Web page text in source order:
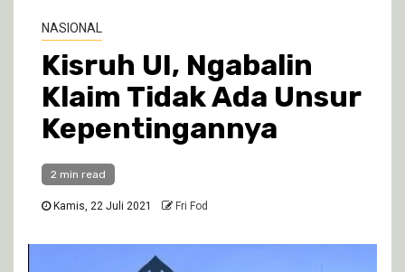
NASIONAL
Kisruh UI, Ngabalin
Klaim Tidak Ada Unsur
Kepentingannya
2 min read
Kamis, 22 Juli 2021 Fri Fod